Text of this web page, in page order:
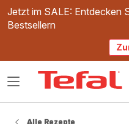
Jetzt im SALE: Entdecken
Bestsellern
Das
Alle Rezepte